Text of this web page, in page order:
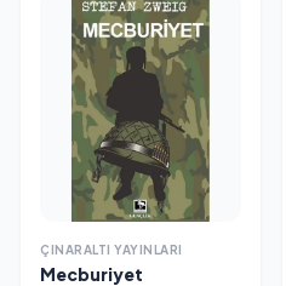
ÇINARALTI YAYINLARI
Mecburiyet